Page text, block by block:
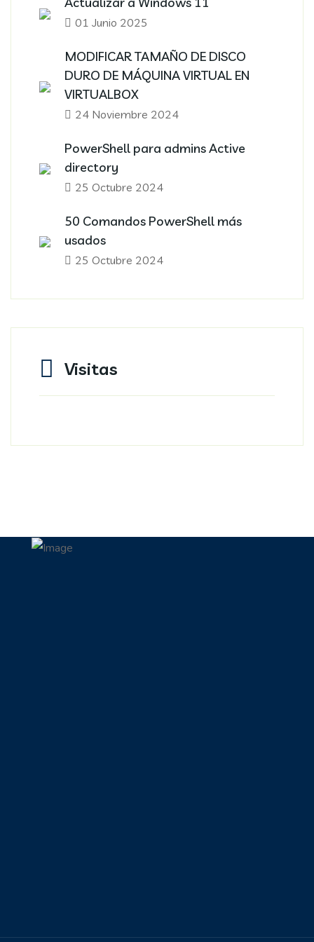
01 Junio 2025
24 Noviembre 2024
MODIFICAR TAMAÑO DE DISCO
DURO DE MÁQUINA VIRTUAL EN
VIRTUALBOX
25 Octubre 2024
PowerShell para admins Active
directory
25 Octubre 2024
50 Comandos PowerShell más
usados
Visitas